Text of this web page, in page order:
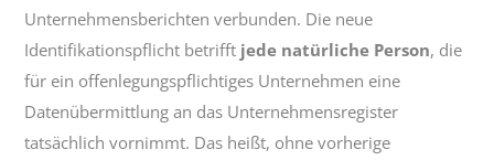
Unternehmensberichten verbunden. Die neue
Identifikationspflicht betrifft jede natürliche Person, die
für ein offenlegungspflichtiges Unternehmen eine
Datenübermittlung an das Unternehmensregister
tatsächlich vornimmt. Das heißt, ohne vorherige